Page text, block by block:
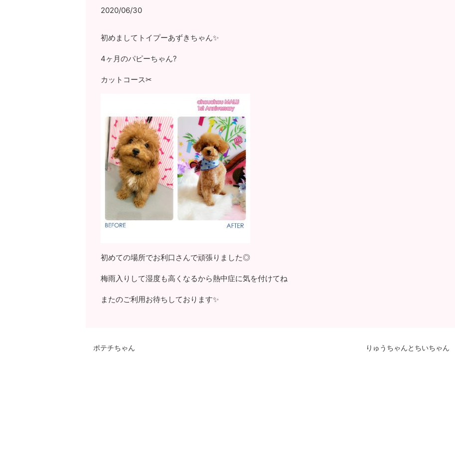
2020/06/30
初めましてトイプーあずきちゃん✨
4ヶ月のパピーちゃん?
カットコース✂
初めての場所でお利口さんで頑張りました◎
梅雨入りして湿度も高くなるから熱中症に気を付けてね
またのご利用お待ちしております✨
ポテチちゃん りゅうちゃんとちいちゃん